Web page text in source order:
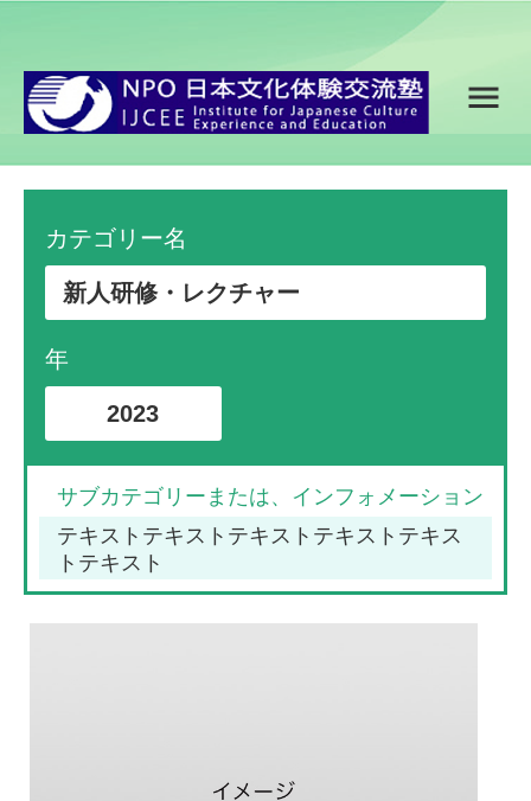
カテゴリー名
新人研修・レクチャー
年
2023
サブカテゴリーまたは、インフォメーション
テキストテキストテキストテキストテキス
トテキスト